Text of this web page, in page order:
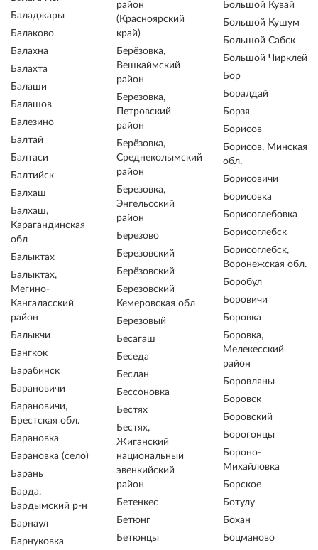
Баладжары
Балаково
Балахна
Балахта
Балаши
Балашов
Балезино
Балтай
Балтаси
Балтийск
Балхаш
Балхаш,
Карагандинская
обл
Балыктах
Балыктах,
Мегино-
Кангаласский
район
Балыкчи
Бангкок
Барабинск
Барановичи
Барановичи,
Брестская обл.
Барановка
Барановка (село)
Барань
Барда,
Бардымский р-н
Барнаул
Барнуковка
район
(Красноярский
край)
Берёзовка,
Вешкаймский
район
Березовка,
Петровский
район
Берёзовка,
Среднеколымский
район
Березовка,
Энгельсский
район
Березово
Березовский
Берёзовский
Березовский
Кемеровская обл
Березовый
Бесагаш
Беседа
Беслан
Бессоновка
Бестях
Бестях,
Жиганский
национальный
эвенкийский
район
Бетенкес
Бетюнг
Бетюнцы
Большой Кувай
Большой Кушум
Большой Сабск
Большой Чирклей
Бор
Боралдай
Борзя
Борисов
Борисов, Минская
обл.
Борисовичи
Борисовка
Борисоглебовка
Борисоглебск
Борисоглебск,
Воронежская обл.
Боробул
Боровичи
Боровка
Боровка,
Мелекесский
район
Боровляны
Боровск
Боровский
Борогонцы
Бороно-
Михайловка
Борское
Ботулу
Бохан
Боцманово